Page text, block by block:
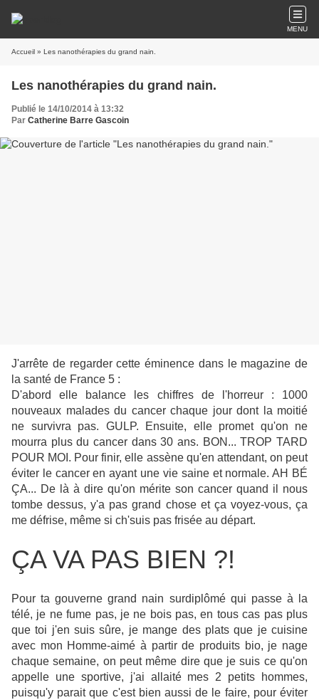
MENU
Accueil » Les nanothérapies du grand nain.
Les nanothérapies du grand nain.
Publié le 14/10/2014 à 13:32
Par Catherine Barre Gascoin
J'arrête de regarder cette éminence dans le magazine de
la santé de France 5 :
D'abord elle balance les chiffres de l'horreur : 1000
nouveaux malades du cancer chaque jour dont la moitié
ne survivra pas. GULP.
Ensuite, elle promet qu'on ne
mourra plus du cancer dans 30 ans. BON... TROP TARD
POUR MOI. Pour finir, elle assène qu'en attendant, on peut
éviter le cancer en ayant une vie saine et normale. AH BÉ
ÇA... De là à dire qu'on mérite son cancer quand il nous
tombe dessus, y'a pas grand chose et ça voyez-vous, ça
me défrise, même si ch'suis pas frisée au départ.
ÇA VA PAS BIEN ?!
Pour ta gouverne grand nain surdiplômé qui passe à la
télé, je ne fume pas, je ne bois pas, en tous cas pas plus
que toi j'en suis sûre, je mange des plats que je cuisine
avec mon Homme-aimé à partir de produits bio, je nage
chaque semaine, on peut même dire que je suis ce qu'on
appelle une sportive, j'ai allaité mes 2 petits hommes,
puisqu'y parait que c'est bien aussi de le faire, pour éviter